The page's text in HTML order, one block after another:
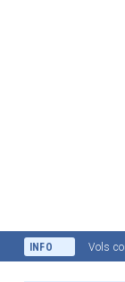
INFO Vols